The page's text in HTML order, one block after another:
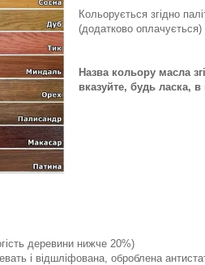
Кольорується згідно
(додатково оплачується)
Назва кольору масла
вказуйте, будь ласка,
деревини нижче 20%)
і відшліфована, оброблена